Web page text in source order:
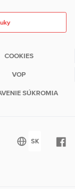
COOKIES
VOP
SÚKROMIA